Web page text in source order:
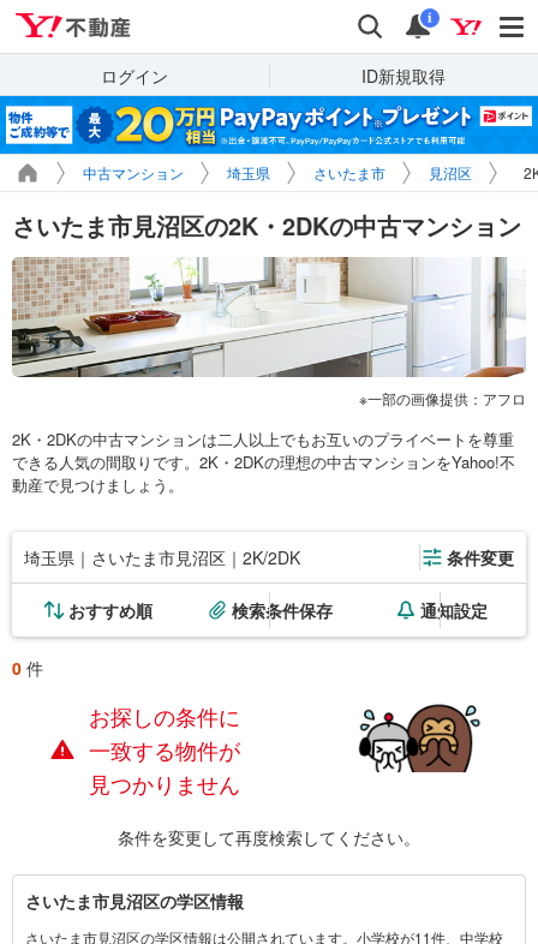
検索 通知
i
ログイン ID新規取得
中古マンション 埼玉県 さいたま市 見沼区
さいたま市見沼区の2K・2DKの中古マンション
一部の画像提供：アフロ
2K・2DKの中古マンションは二人以上でもお互いのプライベートを尊重
できる人気の間取りです。2K・2DKの理想の中古マンションをYahoo!不
動産で見つけましょう。
埼玉県｜さいたま市見沼区｜2K/2DK 条件変更
おすすめ順 検索条件保存 通知設定
0 件
お探しの条件に
一致する物件が
見つかりません
条件を変更して再度検索してください。
い
さいたま市見沼区の学区情報
さいたま市見沼区の学区情報は公開されています。小学校が11件、中学校